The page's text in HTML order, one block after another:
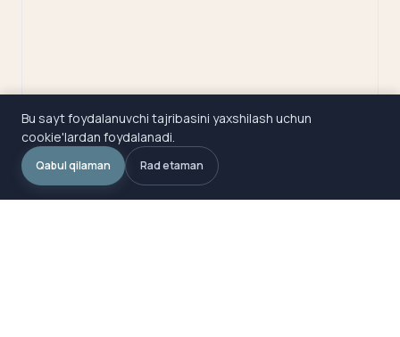
Bu sayt foydalanuvchi tajribasini yaxshilash uchun
cookie'lardan foydalanadi.
Qabul qilaman Rad etaman